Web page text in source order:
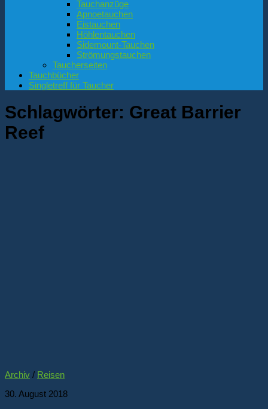
Tauchanzüge
Apnoetauchen
Eistauchen
Höhlentauchen
Sidemount-Tauchen
Strömungstauchen
Taucherseiten
Tauchbücher
Singletreff für Taucher
Schlagwörter: Great Barrier
Reef
Archiv / Reisen
30. August 2018